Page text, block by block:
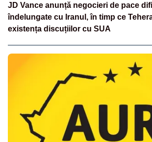
JD Vance anunță negocieri de pace
îndelungate cu Iranul, în timp ce
existența discuțiilor cu SUA